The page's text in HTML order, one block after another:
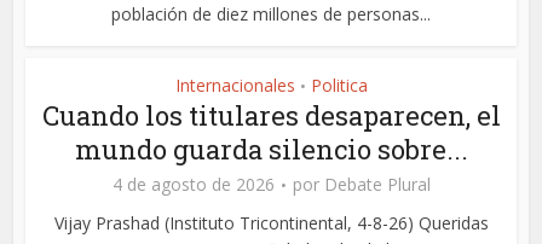
población de diez millones de personas...
Internacionales • Politica
Cuando los titulares desaparecen, el
mundo guarda silencio sobre...
4 de agosto de 2026 por Debate Plural
Vijay Prashad (Instituto Tricontinental, 4-8-26) Queridas